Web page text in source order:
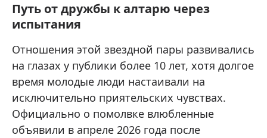
Путь от дружбы к алтарю через
испытания
Отношения этой звездной пары развивались
на глазах у публики более 10 лет, хотя долгое
время молодые люди настаивали на
исключительно приятельских чувствах.
Официально о помолвке влюбленные
объявили в апреле 2026 года после